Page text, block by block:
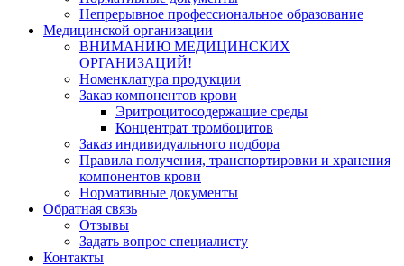
Непрерывное профессиональное образование
Медицинской организации
ВНИМАНИЮ МЕДИЦИНСКИХ
ОРГАНИЗАЦИЙ!
Номенклатура продукции
Заказ компонентов крови
Эритроцитосодержащие среды
Концентрат тромбоцитов
Заказ индивидуального подбора
Правила получения, транспортировки и хранения
компонентов крови
Нормативные документы
Обратная связь
Отзывы
Задать вопрос специалисту
Контакты